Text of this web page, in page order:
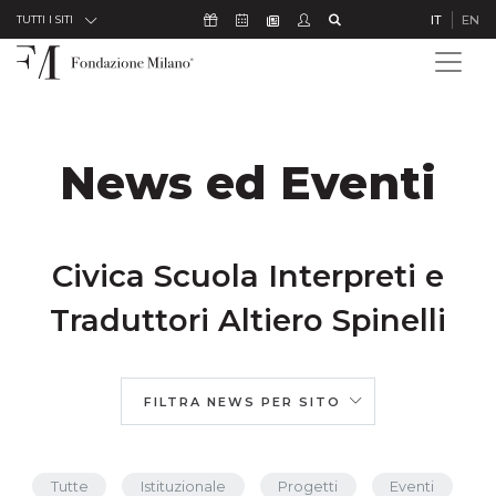
Skip to Content
TUTTI I SITI Icona Sostienici
Icona Calendario Eventi
Icona Newsletter
Icona Studenti IT EN
News ed Eventi
Civica Scuola Interpreti e
Traduttori Altiero Spinelli
FILTRA NEWS PER SITO
Tutte Istituzionale Progetti Eventi